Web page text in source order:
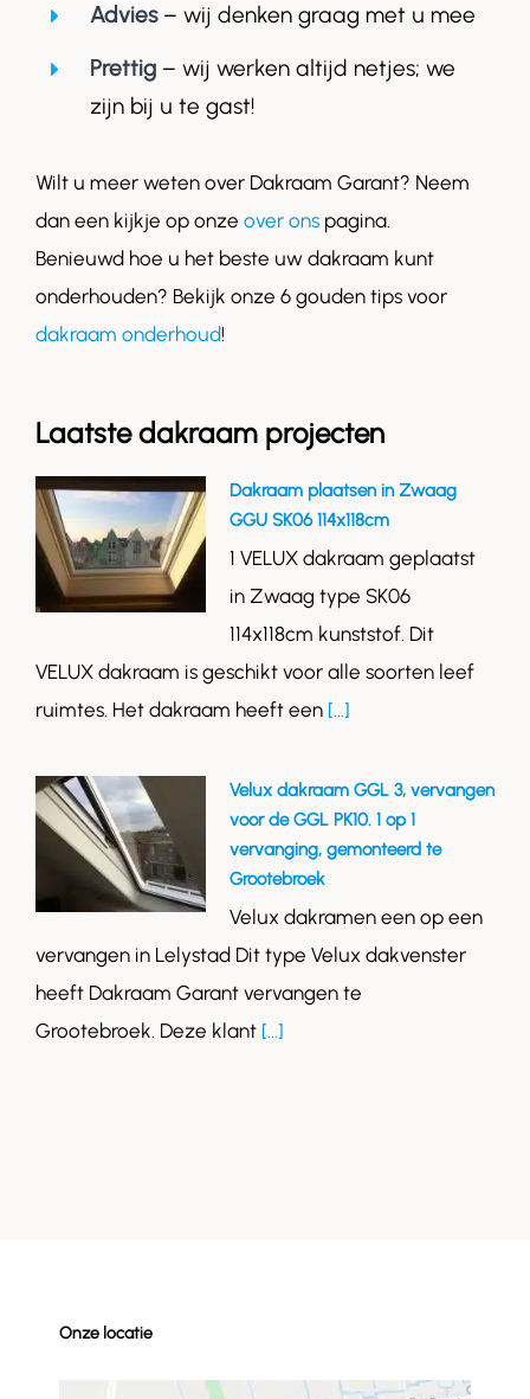
Advies– wij denken graag met u mee
Prettig– wij werken altijd netjes; we
zijn bij u te gast!
Wilt u meer weten over Dakraam Garant? Neem
dan een kijkje op onze over ons pagina.
Benieuwd hoe u het beste uw dakraam kunt
onderhouden? Bekijk onze 6 gouden tips voor
dakraam onderhoud!
Laatste dakraam projecten
Dakraam plaatsen in Zwaag
GGU SK06 114x118cm
1 VELUX dakraam geplaatst
in Zwaag type SK06
114x118cm kunststof. Dit
VELUX dakraam is geschikt voor alle soorten leef
ruimtes. Het dakraam heeft een [...]
Velux dakraam GGL 3, vervangen
voor de GGL PK10. 1 op 1
vervanging, gemonteerd te
Grootebroek
Velux dakramen een op een
vervangen in Lelystad Dit type Velux dakvenster
heeft Dakraam Garant vervangen te
Grootebroek. Deze klant [...]
Onze locatie